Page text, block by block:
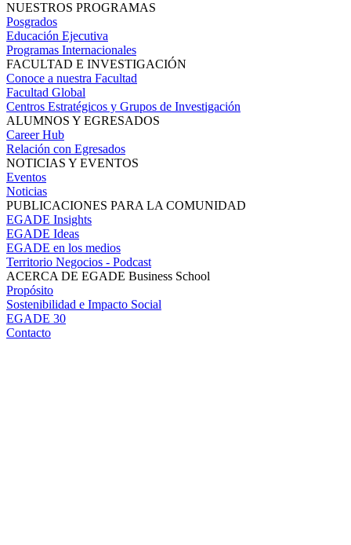
NUESTROS PROGRAMAS
Posgrados
Educación Ejecutiva
Programas Internacionales
FACULTAD E INVESTIGACIÓN
Conoce a nuestra Facultad
Facultad Global
Centros Estratégicos y Grupos de Investigación
ALUMNOS Y EGRESADOS
Career Hub
Relación con Egresados
NOTICIAS Y EVENTOS
Eventos
Noticias
PUBLICACIONES PARA LA COMUNIDAD
EGADE Insights
EGADE Ideas
EGADE en los medios
Territorio Negocios - Podcast
ACERCA DE EGADE Business School
Propósito
Sostenibilidad e Impacto Social
EGADE 30
Contacto